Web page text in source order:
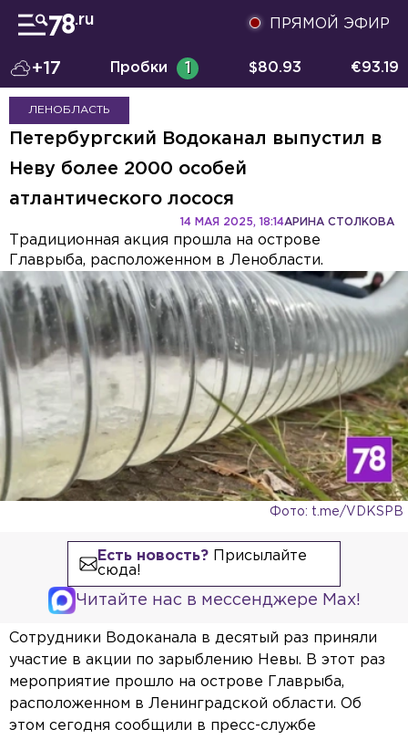
ПРЯМОЙ ЭФИР
+17 Пробки 1 $80.93 €93.19
ЛЕНОБЛАСТЬ
Петербургский Водоканал выпустил в
Неву более 2000 особей
атлантического лосося
АРИНА СТОЛКОВА
14 МАЯ 2025, 18:14
Традиционная акция прошла на острове
Главрыба, расположенном в Ленобласти.
Фото: t.me/VDKSPB
Есть новость?Присылайте
сюда!
Читайте нас в мессенджере Max!
Сотрудники Водоканала в десятый раз приняли
участие в акции по зарыблению Невы. В этот раз
мероприятие прошло на острове Главрыба,
расположенном в Ленинградской области. Об
этом сегодня сообщили в пресс-службе